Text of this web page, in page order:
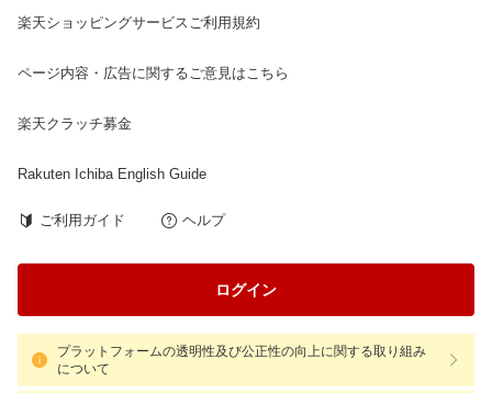
楽天ショッピングサービスご利用規約
ページ内容・広告に関するご意見はこちら
楽天クラッチ募金
Rakuten Ichiba English Guide
ご利用ガイド ヘルプ
ログイン
プラットフォームの透明性及び公正性の向上に関する取り組み
について